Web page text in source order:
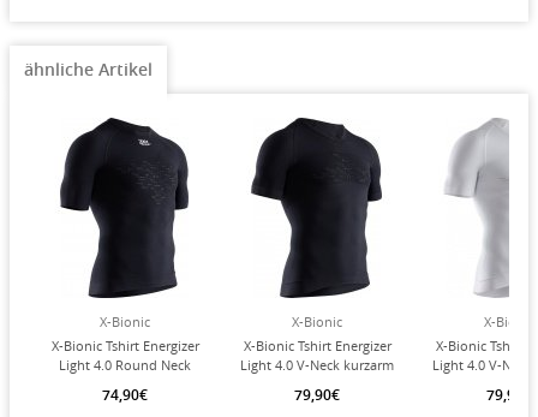
Verpackung: 1 Stück
ähnliche Artikel
X-Bionic
X-Bionic Tshirt Energizer
Light 4.0 Round Neck
kurzarm Unterwäsche
74,90€
X-Bionic
X-Bionic Tshirt Energizer
Light 4.0 V-Neck kurzarm
Unterwäsche schwarz
79,90€
X-Bionic
X-Bionic Tshirt
Light 4.0 V-Neck
Unterwäsche
79,90€